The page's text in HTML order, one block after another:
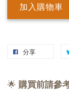
加入購物車
分享
🌟 購買前請參